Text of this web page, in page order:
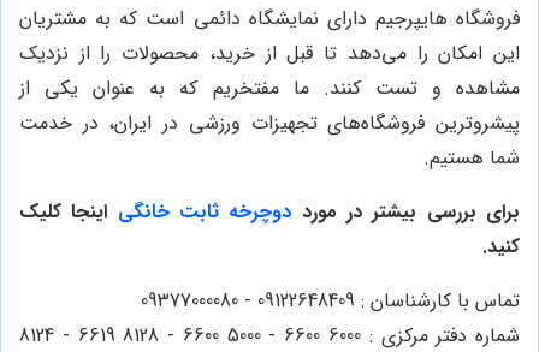
فروشگاه هایپرجیم دارای نمایشگاه دائمی است که به مشتریان
این امکان را می‌دهد تا قبل از خرید، محصولات را از نزدیک
مشاهده و تست کنند. ما مفتخریم که به عنوان یکی از
پیشروترین فروشگاه‌های تجهیزات ورزشی در ایران، در خدمت
شما هستیم.
برای بررسی بیشتر در مورد دوچرخه ثابت خانگی اینجا کلیک
کنید.
تماس با کارشناسان : 09122648409 - 09377000080
شماره دفتر مرکزی : 6000 6600 - 5000 6600 - 8128 6619 - 8124